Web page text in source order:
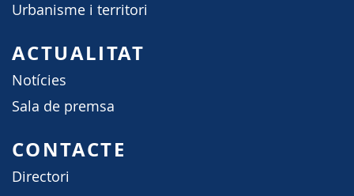
Urbanisme i territori
ACTUALITAT
Notícies
Sala de premsa
CONTACTE
Directori